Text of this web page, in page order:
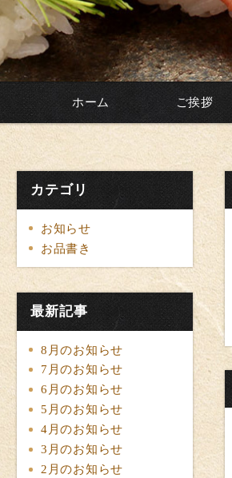
ホーム ご挨拶
カテゴリ
お知らせ
お品書き
最新記事
8月のお知らせ
7月のお知らせ
6月のお知らせ
5月のお知らせ
4月のお知らせ
3月のお知らせ
2月のお知らせ